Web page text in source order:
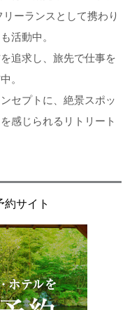
ーランスとして携わり
活動中。
追求し、旅先で仕事を
。
セプトに、絶景スポッ
感じられるリトリート
約サイト